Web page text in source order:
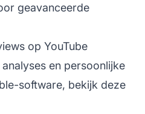
geavanceerde
op YouTube
en persoonlijke
software, bekijk deze